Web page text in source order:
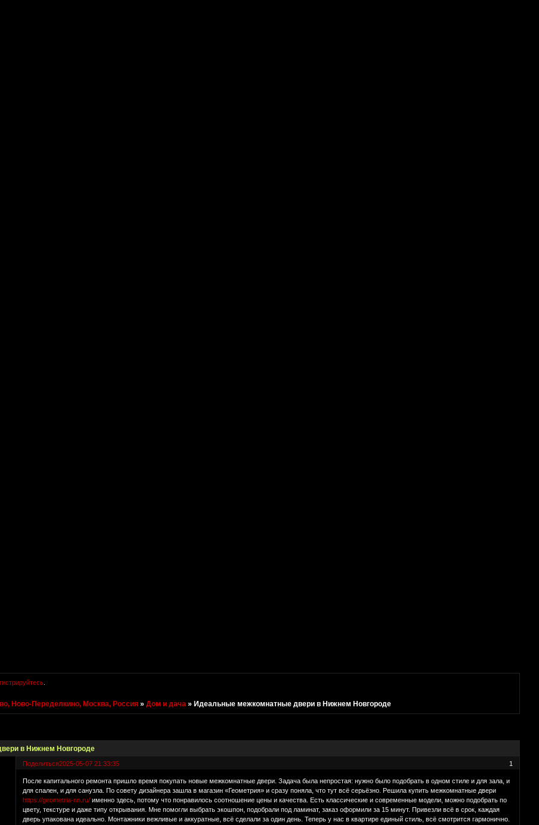
.
Ново-Переделкино, Москва, Россия »Дом и дача »Идеальные межкомнатные двери в Нижнем Новгороде
в Нижнем Новгороде
Поделиться 1
2025-05-07 21:33:35
После капитального ремонта пришло время покупать новые межкомнатные двери. Задача была непростая: нужно было подобрать в одном стиле и для зала, и
для спален, и для санузла. По совету дизайнера зашла в магазин «Геометрия» и сразу поняла, что тут всё серьёзно. Решила купить межкомнатные двери
https://geometria-nn.ru/ именно здесь, потому что понравилось соотношение цены и качества. Есть классические и современные модели, можно подобрать по
цвету, текстуре и даже типу открывания. Мне помогли выбрать экошпон, подобрали под ламинат, заказ оформили за 15 минут. Привезли всё в срок, каждая
дверь упакована идеально. Монтажники вежливые и аккуратные, всё сделали за один день. Теперь у нас в квартире единый стиль, всё смотрится гармонично.